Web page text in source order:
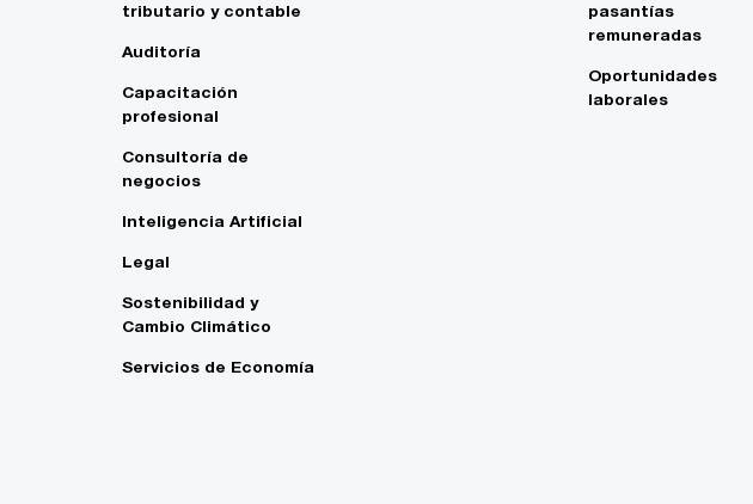
tributario y contable
Auditoría
Capacitación
profesional
Consultoría de
negocios
Inteligencia Artificial
Legal
Sostenibilidad y
Cambio Climático
Servicios de Economía
pasantías
remuneradas
Oportunidades
laborales